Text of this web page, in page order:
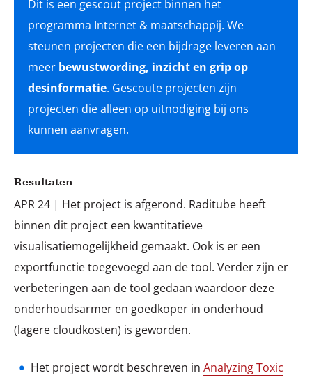
Dit is een gescout project binnen het
programma Internet & maatschappij. We
steunen projecten die een bijdrage leveren aan
meer bewustwording, inzicht en grip op
desinformatie. Gescoute projecten zijn
projecten die alleen op uitnodiging bij ons
kunnen aanvragen.
Resultaten
APR 24 | Het project is afgerond. Raditube heeft
binnen dit project een kwantitatieve
visualisatiemogelijkheid gemaakt. Ook is er een
exportfunctie toegevoegd aan de tool. Verder zijn er
verbeteringen aan de tool gedaan waardoor deze
onderhoudsarmer en goedkoper in onderhoud
(lagere cloudkosten) is geworden.
Het project wordt beschreven in Analyzing Toxic